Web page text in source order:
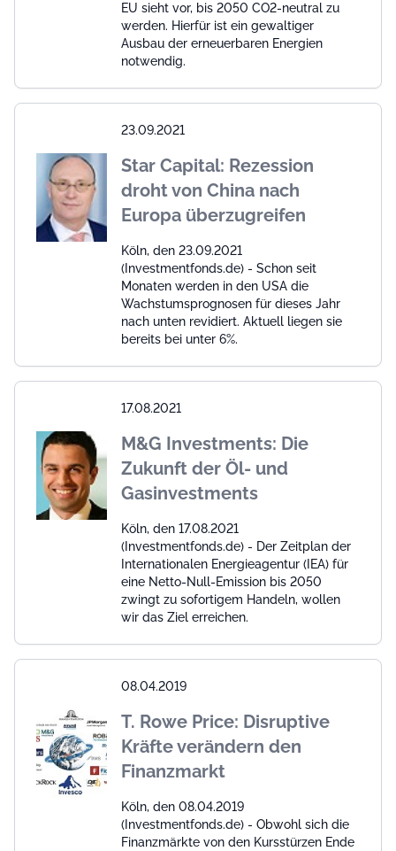
EU sieht vor, bis 2050 CO2-neutral zu
werden. Hierfür ist ein gewaltiger
Ausbau der erneuerbaren Energien
notwendig.
23.09.2021
Star Capital: Rezession
droht von China nach
Europa überzugreifen
Köln, den 23.09.2021
(Investmentfonds.de) - Schon seit
Monaten werden in den USA die
Wachstumsprognosen für dieses Jahr
nach unten revidiert. Aktuell liegen sie
bereits bei unter 6%.
17.08.2021
M&G Investments: Die
Zukunft der Öl- und
Gasinvestments
Köln, den 17.08.2021
(Investmentfonds.de) - Der Zeitplan der
Internationalen Energieagentur (IEA) für
eine Netto-Null-Emission bis 2050
zwingt zu sofortigem Handeln, wollen
wir das Ziel erreichen.
08.04.2019
T. Rowe Price: Disruptive
Kräfte verändern den
Finanzmarkt
Köln, den 08.04.2019
(Investmentfonds.de) - Obwohl sich die
Finanzmärkte von den Kursstürzen Ende